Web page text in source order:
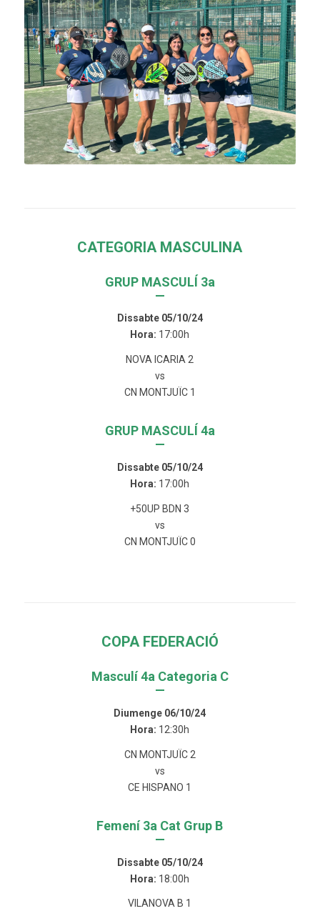
CATEGORIA MASCULINA
GRUP MASCULÍ 3a
—
Dissabte 05/10/24
Hora: 17:00h
NOVA ICARIA 2
vs
CN MONTJUÏC 1
GRUP MASCULÍ 4a
—
Dissabte 05/10/24
Hora: 17:00h
+50UP BDN 3
vs
CN MONTJUÏC 0
COPA FEDERACIÓ
Masculí 4a Categoria C
—
Diumenge 06/10/24
Hora: 12:30h
CN MONTJUÏC 2
vs
CE HISPANO 1
Femení 3a Cat Grup B
—
Dissabte 05/10/24
Hora: 18:00h
VILANOVA B 1